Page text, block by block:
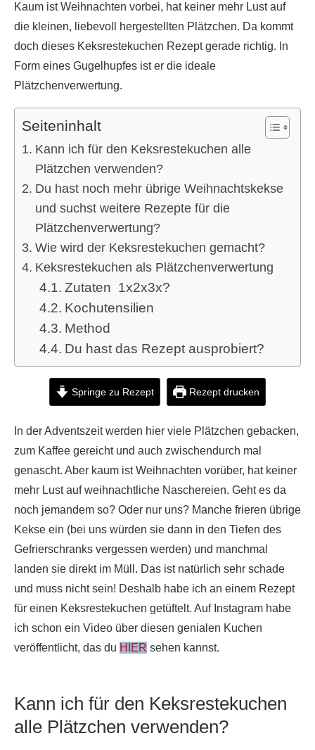
Kaum ist Weihnachten vorbei, hat keiner mehr Lust auf
die kleinen, liebevoll hergestellten Plätzchen. Da kommt
doch dieses Keksrestekuchen Rezept gerade richtig. In
Form eines Gugelhupfes ist er die ideale
Plätzchenverwertung.
Seiteninhalt
Kann ich für den Keksrestekuchen alle
Plätzchen verwenden?
Du hast noch mehr übrige Weihnachtskekse
und suchst weitere Rezepte für die
Plätzchenverwertung?
Wie wird der Keksrestekuchen gemacht?
Keksrestekuchen als Plätzchenverwertung
Zutaten 1x2x3x?
Kochutensilien
Method
Du hast das Rezept ausprobiert?
Springe zu Rezept Rezept drucken
In der Adventszeit werden hier viele Plätzchen gebacken,
zum Kaffee gereicht und auch zwischendurch mal
genascht. Aber kaum ist Weihnachten vorüber, hat keiner
mehr Lust auf weihnachtliche Naschereien. Geht es da
noch jemandem so? Oder nur uns? Manche frieren übrige
Kekse ein (bei uns würden sie dann in den Tiefen des
Gefrierschranks vergessen werden) und manchmal
landen sie direkt im Müll. Das ist natürlich sehr schade
und muss nicht sein! Deshalb habe ich an einem Rezept
für einen Keksrestekuchen getüftelt. Auf Instagram habe
ich schon ein Video über diesen genialen Kuchen
veröffentlicht, das du HIER sehen kannst.
Kann ich für den Keksrestekuchen
alle Plätzchen verwenden?